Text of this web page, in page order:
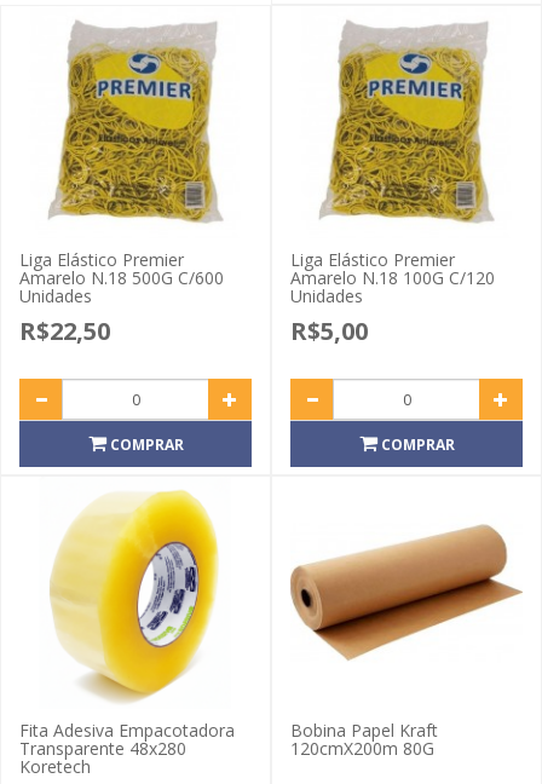
Liga Elástico Premier
Amarelo N.18 500G C/600
Unidades
R$22,50
COMPRAR
Liga Elástico Premier
Amarelo N.18 100G C/120
Unidades
R$5,00
COMPRAR
Fita Adesiva Empacotadora
Transparente 48x280
Koretech
Bobina Papel Kraft
120cmX200m 80G